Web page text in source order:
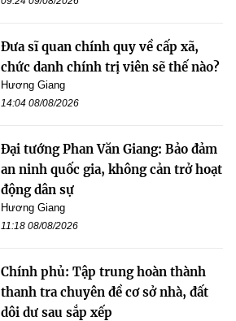
Đưa sĩ quan chính quy về cấp xã,
chức danh chính trị viên sẽ thế nào?
Hương Giang
14:04 08/08/2026
Đại tướng Phan Văn Giang: Bảo đảm
an ninh quốc gia, không cản trở hoạt
động dân sự
Hương Giang
11:18 08/08/2026
Chính phủ: Tập trung hoàn thành
thanh tra chuyên đề cơ sở nhà, đất
dôi dư sau sắp xếp